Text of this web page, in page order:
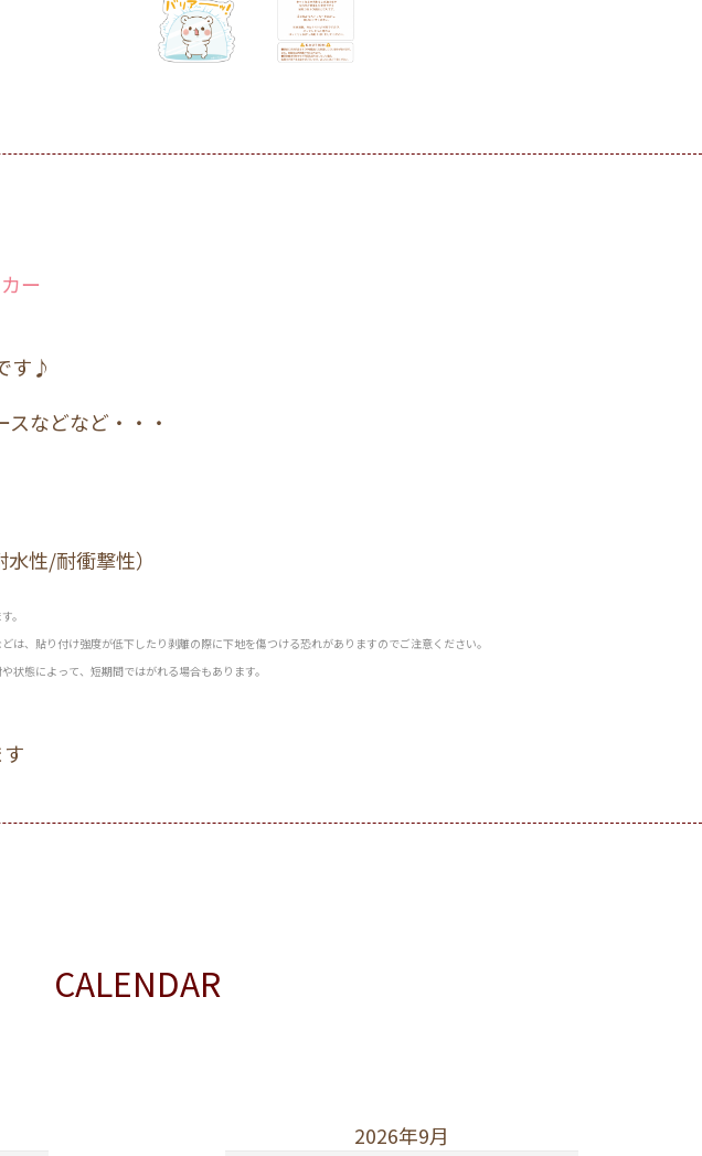
ー
す♪
などなど・・・
性/耐衝撃性）
。
、貼り付け強度が低下したり剥離の際に下地を傷つける恐れがありますのでご注意ください。
態によって、短期間ではがれる場合もあります。
CALENDAR
2026年9月